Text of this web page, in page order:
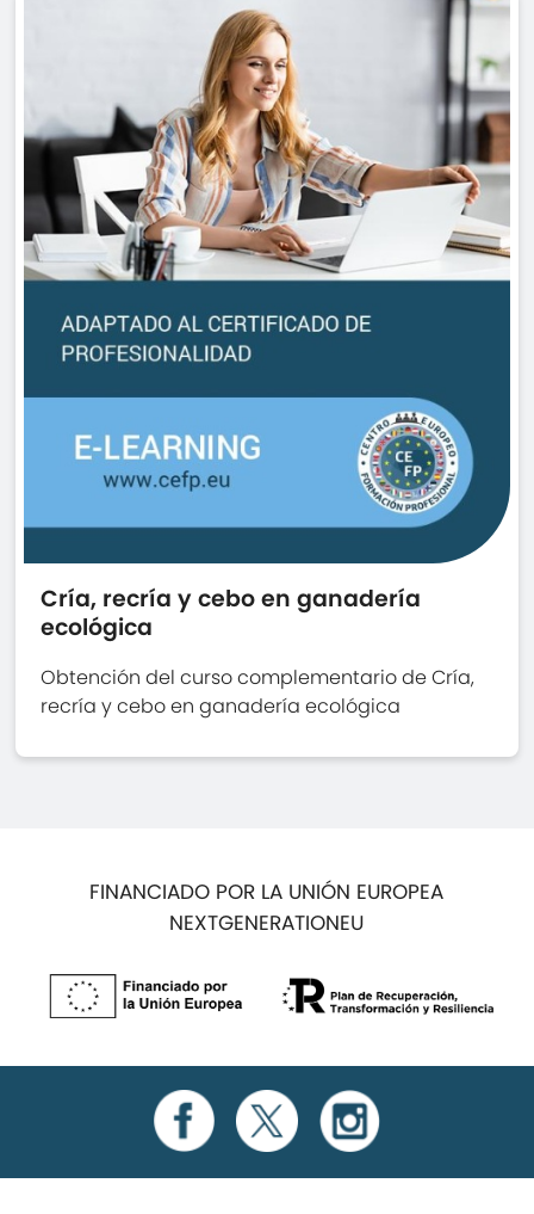
Cría, recría y cebo en ganadería
ecológica
Obtención del curso complementario de Cría,
recría y cebo en ganadería ecológica
FINANCIADO POR LA UNIÓN EUROPEA
NEXTGENERATIONEU